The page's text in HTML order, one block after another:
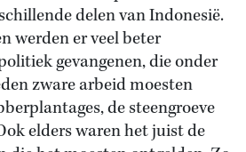
delen van Indonesië.
werden er veel beter
gevangenen, die onder
zware arbeid moesten
de steengroeve
elders waren het juist de